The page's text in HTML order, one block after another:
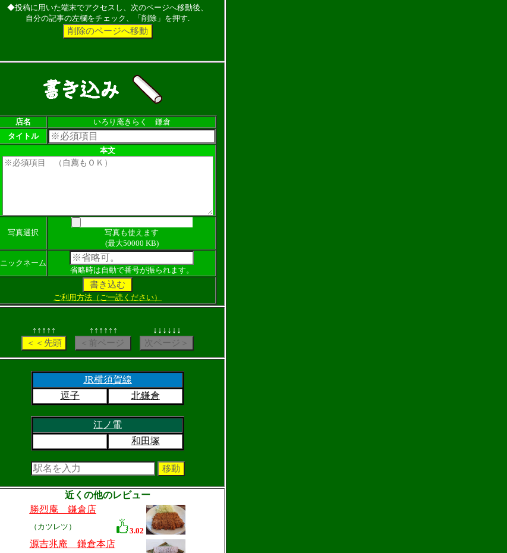
◆投稿に用いた端末でアクセスし、次のページへ移動後、
自分の記事の左欄をチェック、「削除」を押す.
店名
いろり庵きらく 鎌倉
タイトル
本文
写真選択
写真も使えます
(最大50000 KB)
ニックネーム
省略時は自動で番号が振られます。
ご利用方法（ご一読ください）
↑↑↑↑↑ ↑↑↑↑↑↑ ↓↓↓↓↓↓
JR横須賀線
逗子
北鎌倉
江ノ電
和田塚
近くの他のレビュー
勝烈庵 鎌倉店
（カツレツ） 3.02
源吉兆庵 鎌倉本店